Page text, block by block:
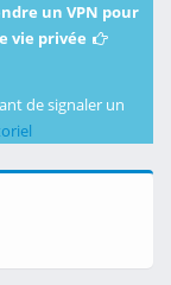
un VPN pour
vie privée
de signaler un